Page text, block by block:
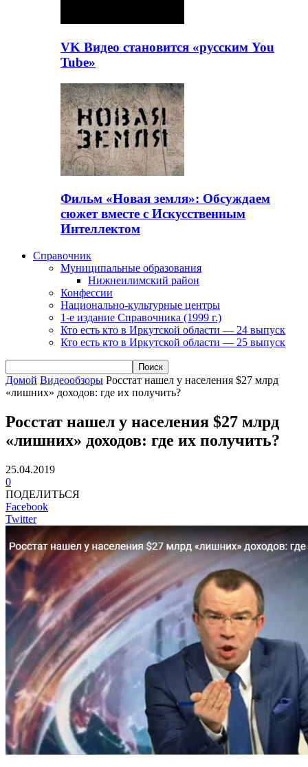
VK Видео становится «русским You
Tube»
Фильм «Новая земля»: Обсуждаем
сюжет вместе с Искусственным
Интеллектом
Справочник
Муниципальные образования
Нижнеилимский район
Конфессии
Национально-культурные центры
1-е издание Справочника (1999 г.)
Кто есть кто в Иркутской области — 24 выпуск
Кто есть кто в Иркутской области — 25 выпуск
Домой Видеообзоры Росстат нашел у населения $27 млрд
«лишних» доходов: где их получить?
Росстат нашел у населения $27 млрд
«лишних» доходов: где их получить?
25.04.2019
0
ПОДЕЛИТЬСЯ
Facebook
Twitter